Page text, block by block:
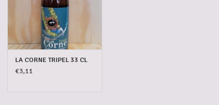
LA CORNE TRIPEL 33 CL
€3,11